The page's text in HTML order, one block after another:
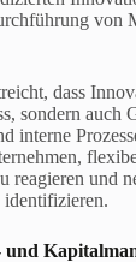
von
dass
sondern auch
interne
reagieren und
identifizieren.
und